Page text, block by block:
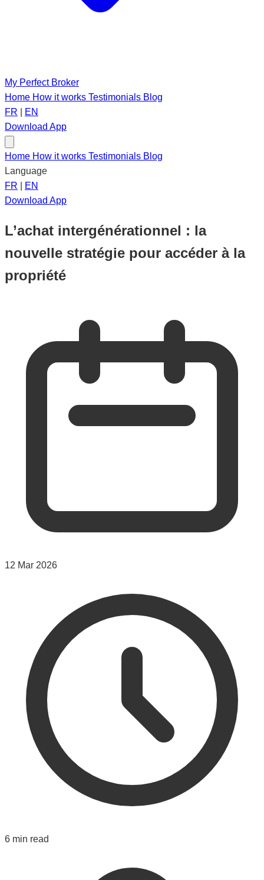
My Perfect Broker
Home How it works Testimonials Blog
FR
EN
Download App
Home How it works Testimonials Blog
Language
FR
EN
Download App
L’achat intergénérationnel : la
nouvelle stratégie pour accéder à la
propriété
12 Mar 2026
6 min read